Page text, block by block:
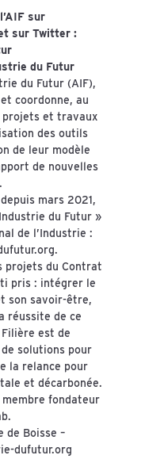
sur
sur Twitter :
du Futur
du Futur (AIF),
coordonne, au
et travaux
des outils
de leur modèle
de nouvelles
mars 2021,
du Futur »
de l’Industrie :
.
projets du Contrat
pris : intégrer le
son savoir-être,
réussite de ce
Filière est de
solutions pour
la relance pour
et décarbonée.
membre fondateur
de Boisse –
dufutur.org